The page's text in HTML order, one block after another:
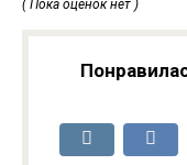
( Пока оценок нет )